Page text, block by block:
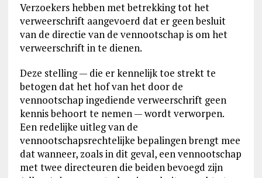
Verzoekers hebben met betrekking tot het
verweerschrift aangevoerd dat er geen besluit
van de directie van de vennootschap is om het
verweerschrift in te dienen.
Deze stelling — die er kennelijk toe strekt te
betogen dat het hof van het door de
vennootschap ingediende verweerschrift geen
kennis behoort te nemen — wordt verworpen.
Een redelijke uitleg van de
vennootschapsrechtelijke bepalingen brengt mee
dat wanneer, zoals in dit geval, een vennootschap
met twee directeuren die beiden bevoegd zijn